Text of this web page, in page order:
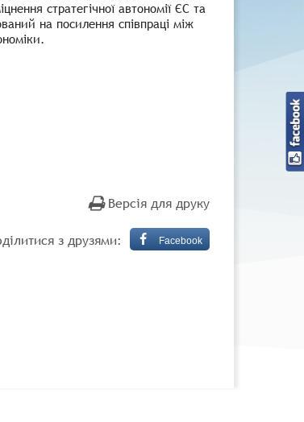
стратегічної автономії ЄС та
на посилення співпраці між
Версія для друку
з друзями: Facebook